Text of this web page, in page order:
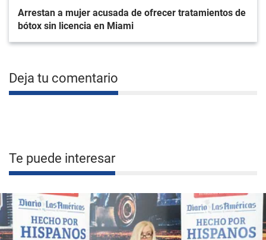
Arrestan a mujer acusada de ofrecer tratamientos de
bótox sin licencia en Miami
Deja tu comentario
Te puede interesar